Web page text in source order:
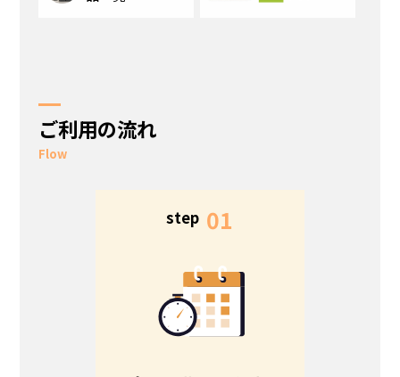
ご利用の流れ
Flow
step 01